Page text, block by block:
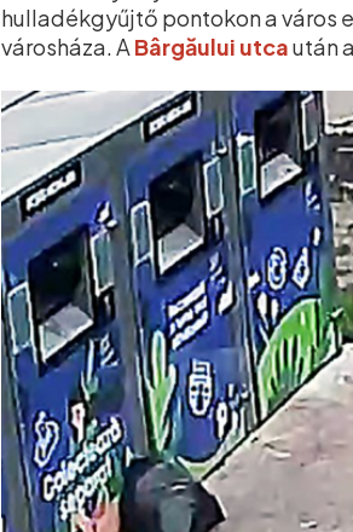
hulladékgyűjtő pontokon a város
városháza. A Bârgăului utcaután